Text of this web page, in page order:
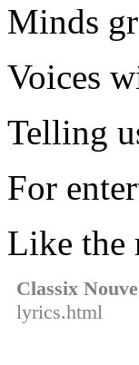
Minds
Voices
Telling
For
Like the
Classix
lyrics.html